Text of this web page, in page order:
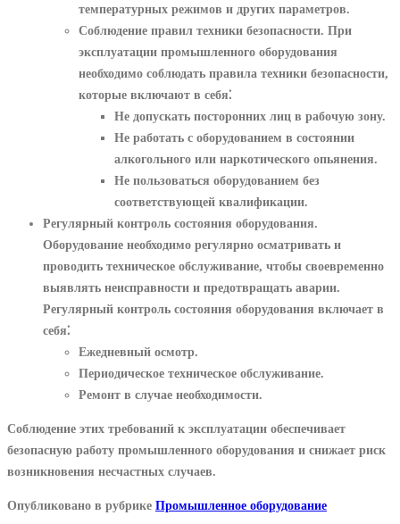
температурных режимов и других параметров.
Соблюдение правил техники безопасности. При
эксплуатации промышленного оборудования
необходимо соблюдать правила техники безопасности,
которые включают в себя⁚
Не допускать посторонних лиц в рабочую зону.
Не работать с оборудованием в состоянии
алкогольного или наркотического опьянения.
Не пользоваться оборудованием без
соответствующей квалификации.
Регулярный контроль состояния оборудования.
Оборудование необходимо регулярно осматривать и
проводить техническое обслуживание, чтобы своевременно
выявлять неисправности и предотвращать аварии.
Регулярный контроль состояния оборудования включает в
себя⁚
Ежедневный осмотр.
Периодическое техническое обслуживание.
Ремонт в случае необходимости.
Соблюдение этих требований к эксплуатации обеспечивает
безопасную работу промышленного оборудования и снижает риск
возникновения несчастных случаев.
Опубликовано в рубрике Промышленное оборудование